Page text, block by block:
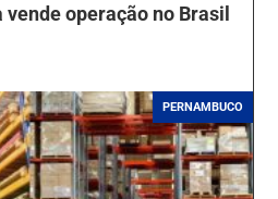
operação no Brasil
PERNAMBUCO